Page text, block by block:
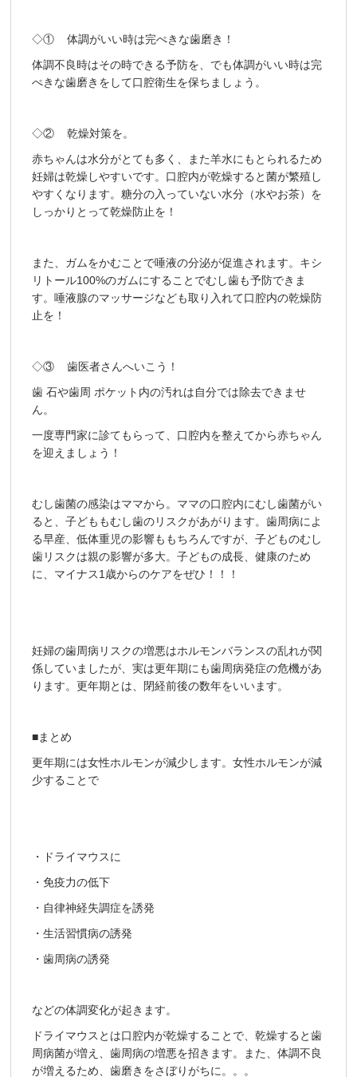
◇① 体調がいい時は完ぺきな歯磨き！
体調不良時はその時できる予防を、でも体調がいい時は完
ぺきな歯磨きをして口腔衛生を保ちましょう。
◇② 乾燥対策を。
赤ちゃんは水分がとても多く、また羊水にもとられるため
妊婦は乾燥しやすいです。口腔内が乾燥すると菌が繁殖し
やすくなります。糖分の入っていない水分（水やお茶）を
しっかりとって乾燥防止を！
また、ガムをかむことで唾液の分泌が促進されます。キシ
リトール100%のガムにすることでむし歯も予防できま
す。唾液腺のマッサージなども取り入れて口腔内の乾燥防
止を！
◇③ 歯医者さんへいこう！
歯 石や歯周 ポケット内の汚れは自分では除去できませ
ん。
一度専門家に診てもらって、口腔内を整えてから赤ちゃん
を迎えましょう！
むし歯菌の感染はママから。ママの口腔内にむし歯菌がい
ると、子どももむし歯のリスクがあがります。歯周病によ
る早産、低体重児の影響ももちろんですが、子どものむし
歯リスクは親の影響が多大。子どもの成長、健康のため
に、マイナス1歳からのケアをぜひ！！！
妊婦の歯周病リスクの増悪はホルモンバランスの乱れが関
係していましたが、実は更年期にも歯周病発症の危機があ
ります。更年期とは、閉経前後の数年をいいます。
■まとめ
更年期には女性ホルモンが減少します。女性ホルモンが減
少することで
・ドライマウスに
・免疫力の低下
・自律神経失調症を誘発
・生活習慣病の誘発
・歯周病の誘発
などの体調変化が起きます。
ドライマウスとは口腔内が乾燥することで、乾燥すると歯
周病菌が増え、歯周病の増悪を招きます。また、体調不良
が増えるため、歯磨きをさぼりがちに。。。